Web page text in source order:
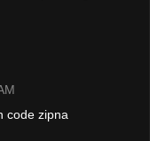
code zipna